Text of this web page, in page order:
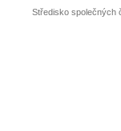
Středisko společných